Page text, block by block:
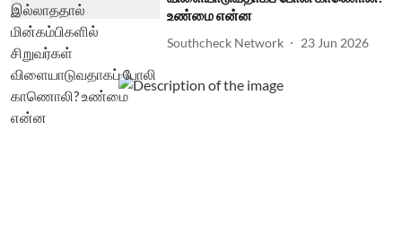
உண்மை என்ன
Southcheck Network 23 Jun 2026